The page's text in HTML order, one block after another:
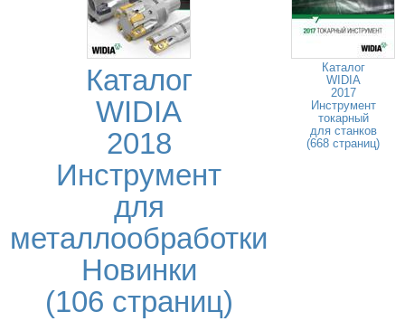
Каталог
WIDIA
2018
Инструмент
для
металлообработки
Новинки
(106 страниц)
Каталог
WIDIA
2017
Инструмент
токарный
для станков
(668 страниц)